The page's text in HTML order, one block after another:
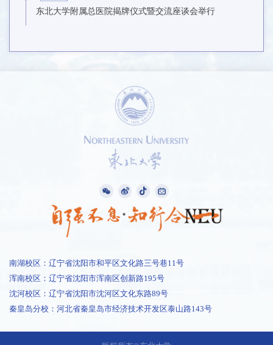
东北大学附属总医院揭牌仪式暨交流座谈会举行
南湖校区：辽宁省沈阳市和平区文化路三号巷11号
浑南校区：辽宁省沈阳市浑南区创新路195号
沈河校区：辽宁省沈阳市沈河区文化东路89号
秦皇岛分校：河北省秦皇岛市经济技术开发区泰山路143号
1 / 1